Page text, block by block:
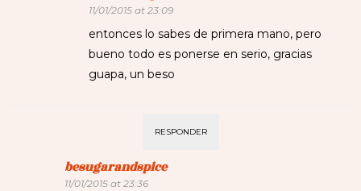
11/01/2015 at 23:09
entonces lo sabes de primera mano, pero
bueno todo es ponerse en serio, gracias
guapa, un beso
RESPONDER
besugarandspice
11/01/2015 at 23:36